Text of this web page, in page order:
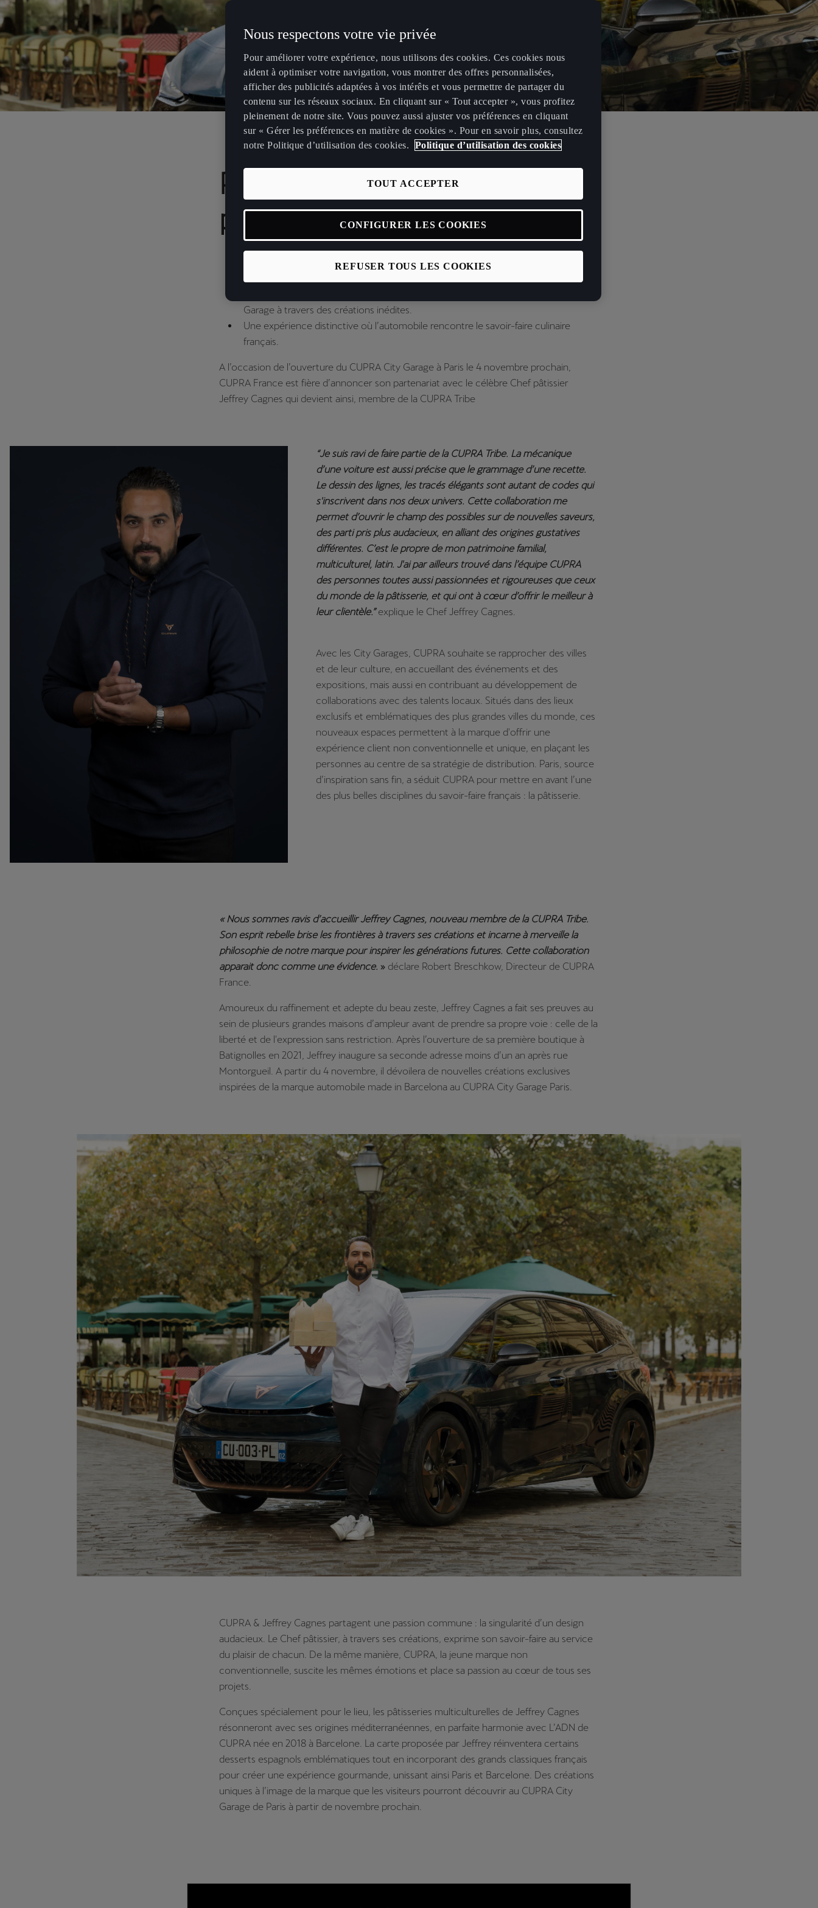
Partenariat avec le Chef
pâtissier Jeffrey Cagnes
Ouverture d'un flagship CUPRA à Paris en novembre 2023.
Garage à travers des créations inédites.
Une expérience distinctive où l’automobile rencontre le savoir-faire culinaire
français.
A l’occasion de l’ouverture du CUPRA City Garage à Paris le 4 novembre prochain,
CUPRA France est fière d’annoncer son partenariat avec le célèbre Chef pâtissier
Jeffrey Cagnes qui devient ainsi, membre de la CUPRA Tribe
“Je suis ravi de faire partie de la CUPRA Tribe. La mécanique
d’une voiture est aussi précise que le grammage d’une recette.
Le dessin des lignes, les tracés élégants sont autant de codes qui
s'inscrivent dans nos deux univers. Cette collaboration me
permet d’ouvrir le champ des possibles sur de nouvelles saveurs,
des parti pris plus audacieux, en alliant des origines gustatives
différentes. C’est le propre de mon patrimoine familial,
multiculturel, latin. J'ai par ailleurs trouvé dans l’équipe CUPRA
des personnes toutes aussi passionnées et rigoureuses que ceux
du monde de la pâtisserie, et qui ont à cœur d’offrir le meilleur à
leur clientèle.”explique le Chef Jeffrey Cagnes.
Avec les City Garages, CUPRA souhaite se rapprocher des villes
et de leur culture, en accueillant des événements et des
expositions, mais aussi en contribuant au développement de
collaborations avec des talents locaux. Situés dans des lieux
exclusifs et emblématiques des plus grandes villes du monde, ces
nouveaux espaces permettent à la marque d'offrir une
expérience client non conventionnelle et unique, en plaçant les
personnes au centre de sa stratégie de distribution. Paris, source
d’inspiration sans fin, a séduit CUPRA pour mettre en avant l’une
des plus belles disciplines du savoir-faire français : la pâtisserie.
« Nous sommes ravis d’accueillir Jeffrey Cagnes, nouveau membre de la CUPRA Tribe.
Son esprit rebelle brise les frontières à travers ses créations et incarne à merveille la
philosophie de notre marque pour inspirer les générations futures. Cette collaboration
apparait donc comme une évidence. » déclare Robert Breschkow, Directeur de CUPRA
France.
Amoureux du raffinement et adepte du beau zeste, Jeffrey Cagnes a fait ses preuves au
sein de plusieurs grandes maisons d’ampleur avant de prendre sa propre voie : celle de la
liberté et de l'expression sans restriction. Après l’ouverture de sa première boutique à
Batignolles en 2021, Jeffrey inaugure sa seconde adresse moins d’un an après rue
Montorgueil. A partir du 4 novembre, il dévoilera de nouvelles créations exclusives
inspirées de la marque automobile made in Barcelona au CUPRA City Garage Paris.
CUPRA & Jeffrey Cagnes partagent une passion commune : la singularité d’un design
audacieux. Le Chef pâtissier, à travers ses créations, exprime son savoir-faire au service
du plaisir de chacun. De la même manière, CUPRA, la jeune marque non
conventionnelle, suscite les mêmes émotions et place sa passion au cœur de tous ses
projets.
Conçues spécialement pour le lieu, les pâtisseries multiculturelles de Jeffrey Cagnes
résonneront avec ses origines méditerranéennes, en parfaite harmonie avec L’ADN de
CUPRA née en 2018 à Barcelone. La carte proposée par Jeffrey réinventera certains
desserts espagnols emblématiques tout en incorporant des grands classiques français
pour créer une expérience gourmande, unissant ainsi Paris et Barcelone. Des créations
uniques à l’image de la marque que les visiteurs pourront découvrir au CUPRA City
Garage de Paris à partir de novembre prochain.
Nous respectons votre vie privée
Pour améliorer votre expérience, nous utilisons des cookies. Ces cookies nous
aident à optimiser votre navigation, vous montrer des offres personnalisées,
afficher des publicités adaptées à vos intérêts et vous permettre de partager du
contenu sur les réseaux sociaux. En cliquant sur « Tout accepter », vous profitez
pleinement de notre site. Vous pouvez aussi ajuster vos préférences en cliquant
sur « Gérer les préférences en matière de cookies ». Pour en savoir plus, consultez
notre Politique d’utilisation des cookies.
Politique d’utilisation des cookies
REFUSER TOUS LES COOKIES
TOUT ACCEPTER
CONFIGURER LES COOKIES